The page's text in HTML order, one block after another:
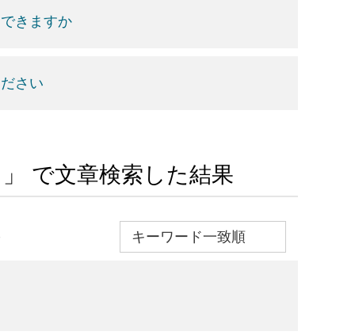
きますか
さい
で文章検索した結果